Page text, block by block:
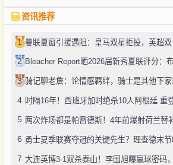
资讯推荐
1
2
3 骑记聊老詹：论情感羁绊，骑士是其他下
4 时隔16年！西班牙加时绝杀10人阿根廷 重
5
6
7